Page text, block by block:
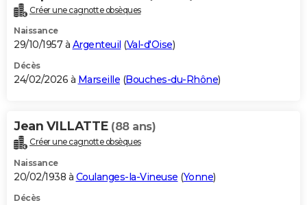
Créer une cagnotte obsèques
Naissance
29/10/1957 à Argenteuil (Val-d'Oise)
Décès
24/02/2026 à Marseille (Bouches-du-Rhône)
Jean VILLATTE (88 ans)
Créer une cagnotte obsèques
Naissance
20/02/1938 à Coulanges-la-Vineuse (Yonne)
Décès